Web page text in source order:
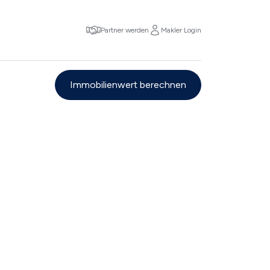
Partner werden Makler Login
Immobilienwert berechnen